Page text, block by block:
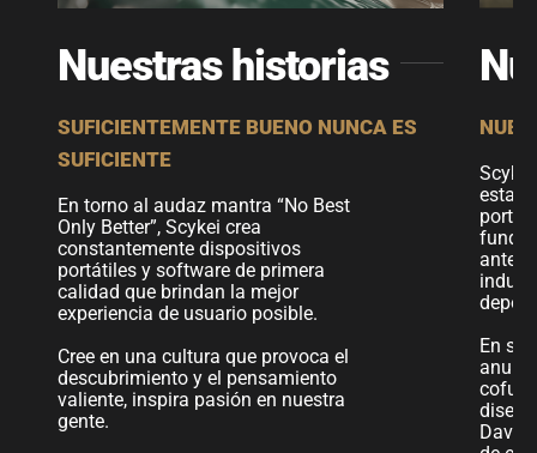
Nuestras historias
SUFICIENTEMENTE BUENO NUNCA ES
SUFICIENTE
En torno al audaz mantra “No Best
Only Better”, Scykei crea
constantemente dispositivos
portátiles y software de primera
calidad que brindan la mejor
experiencia de usuario posible.
Cree en una cultura que provoca el
descubrimiento y el pensamiento
valiente, inspira pasión en nuestra
gente.
En
David